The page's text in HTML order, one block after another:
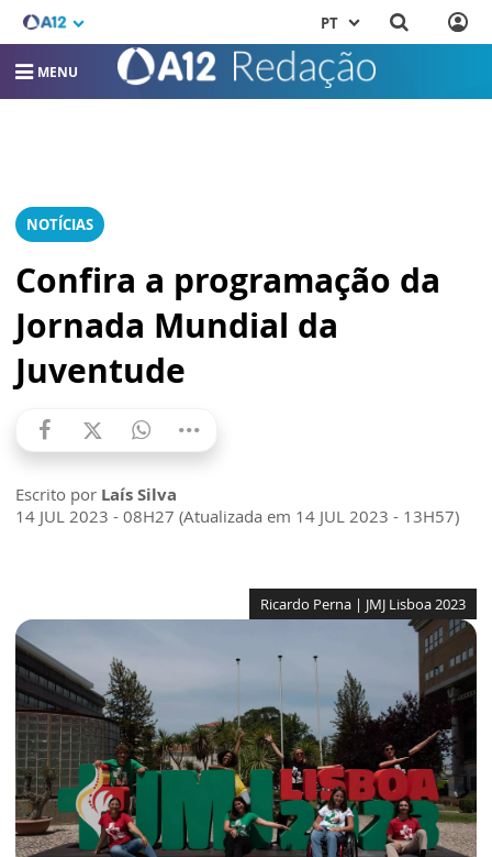
PT
MENU
NOTÍCIAS
Confira a programação da
Jornada Mundial da
Juventude
Escrito por Laís Silva
14 JUL 2023 - 08H27 (Atualizada em 14 JUL 2023 - 13H57)
Ricardo Perna | JMJ Lisboa 2023